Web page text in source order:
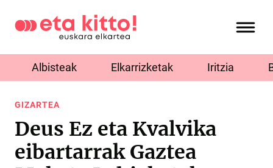
Albisteak Elkarrizketak Iritzia
GIZARTEA
Deus Ez eta Kvalvika
eibartarrak Gaztea